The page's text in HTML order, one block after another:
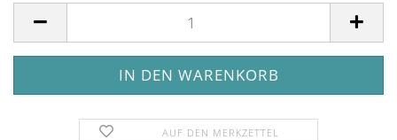
AUF DEN MERKZETTEL